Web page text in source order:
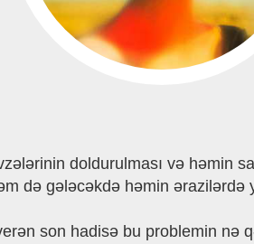
doldurulması və həmin
də gələcəkdə həmin ərazilərdə
son hadisə bu problemin nə